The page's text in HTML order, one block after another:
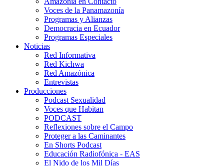
Voces de la Panamazonía
Programas y Alianzas
Democracia en Ecuador
Programas Especiales
Noticias
Red Informativa
Red Kichwa
Red Amazónica
Entrevistas
Producciones
Podcast Sexualidad
Voces que Habitan
PODCAST
Reflexiones sobre el Campo
Proteger a las Caminantes
En Shorts Podcast
Educación Radiofónica - EAS
El Nido de los Mil Días